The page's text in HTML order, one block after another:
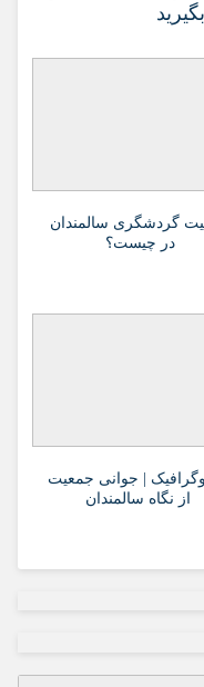
گردشگری سالمندان
در چیست؟
| جوانی جمعیت
از نگاه سالمندان